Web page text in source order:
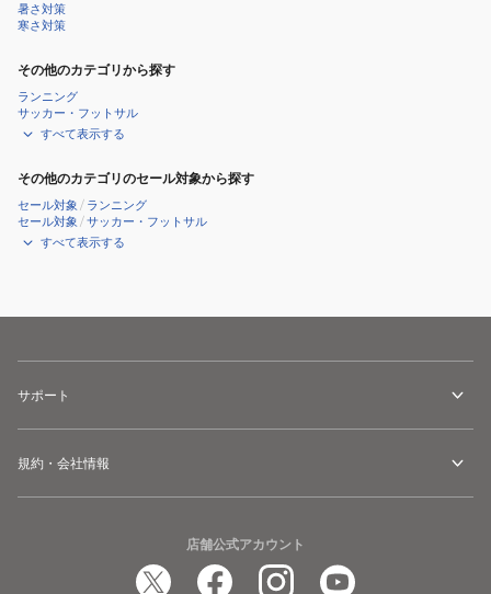
暑さ対策
寒さ対策
その他のカテゴリから探す
ランニング
サッカー・フットサル
すべて表示する
その他のカテゴリのセール対象から探す
セール対象 / ランニング
セール対象 /サッカー・フットサル
すべて表示する
サポート
規約・会社情報
店舗公式アカウント